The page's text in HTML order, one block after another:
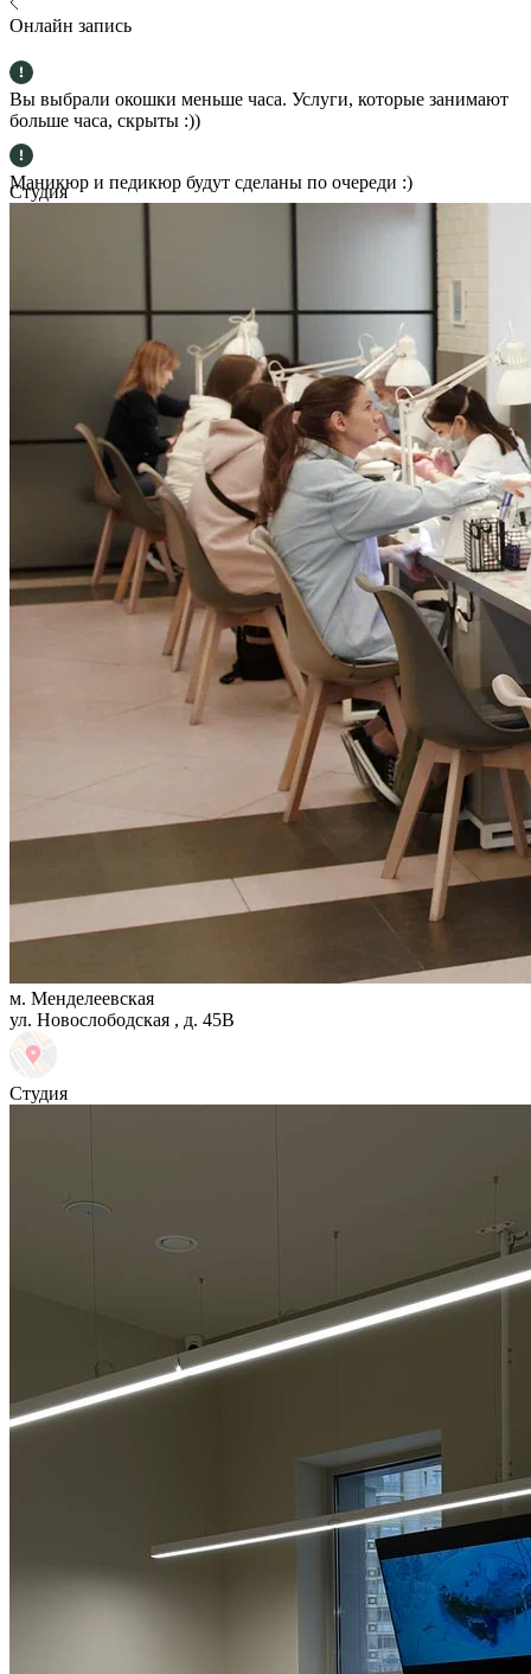
Онлайн запись
Вы выбрали окошки меньше часа. Услуги, которые занимают
больше часа, скрыты :))
Маникюр и педикюр будут сделаны по очереди :)
Студия
м. Менделеевская
ул. Новослободская , д. 45В
Студия